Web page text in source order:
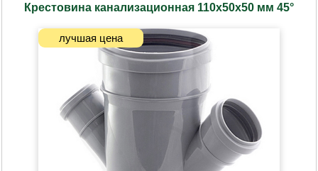
Крестовина канализационная 110х50х50 мм 45°